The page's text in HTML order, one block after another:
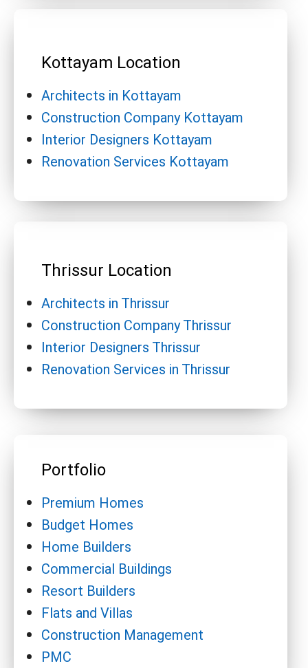
Kottayam Location
Architects in Kottayam
Construction Company Kottayam
Interior Designers Kottayam
Renovation Services Kottayam
Thrissur Location
Architects in Thrissur
Construction Company Thrissur
Interior Designers Thrissur
Renovation Services in Thrissur
Portfolio
Premium Homes
Budget Homes
Home Builders
Commercial Buildings
Resort Builders
Flats and Villas
Construction Management
PMC